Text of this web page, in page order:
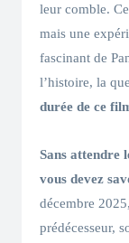
leur comble.
mais une
fascinant de
l’histoire, la
durée de ce
Sans attendre
vous devez
décembre
prédécesseur,